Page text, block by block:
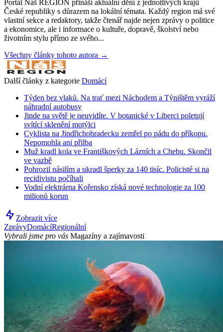
Portál Náš REGION přináší aktuální dění z jednotlivých krajů
České republiky s důrazem na lokální témata. Každý region má své
vlastní sekce a redaktory, takže čtenář najde nejen zprávy o politice
a ekonomice, ale i informace o kultuře, dopravě, školství nebo
životním stylu přímo ze svého...
Všechny články tohoto autora →
Další články z kategorie Domácí
Týden bez vlaků. Na trať mezi Náchodem a Týništěm vyráží
náhradní autobusy
Jinde na světě je neuvidíte. V botanické v Liberci poletují
svítící sklenění motýlci
Cyklista na Jindřichohradecku zemřel po pádu do příkopu.
Nepomohla ani přilba
Muž kradl kola ve Františkových Lázních a Chebu. Skončil
ve vazbě
Pohrozil násilím a ukradl šperky za 140 tisíc. Policisté si na
recidivistu počíhali
Vodní elektrárna Kořensko získá nové technologie za 100
milionů korun
Zobrazit více
ZprávyDomácíRegionální
Vybrali jsme pro vás Magazíny a zajímavosti